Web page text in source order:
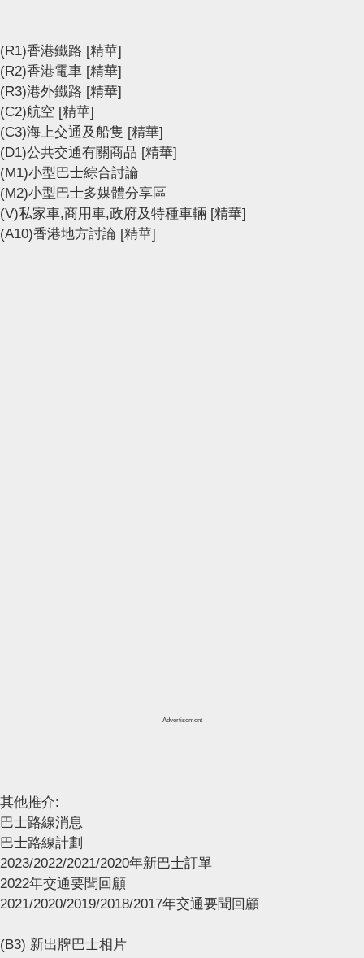
(R1)香港鐵路 [精華]
(R2)香港電車 [精華]
(R3)港外鐵路 [精華]
(C2)航空 [精華]
(C3)海上交通及船隻 [精華]
(D1)公共交通有關商品 [精華]
(M1)小型巴士綜合討論
(M2)小型巴士多媒體分享區
(V)私家車,商用車,政府及特種車輛 [精華]
(A10)香港地方討論 [精華]
Advertisement
其他推介:
巴士路線消息
巴士路線計劃
2023/2022/2021/2020年新巴士訂單
2022年交通要聞回顧
2021/2020/2019/2018/2017年交通要聞回顧
(B3) 新出牌巴士相片